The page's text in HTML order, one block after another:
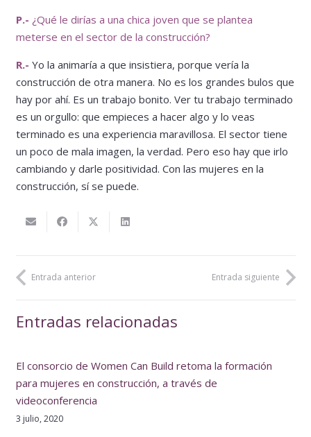
P.- ¿Qué le dirías a una chica joven que se plantea
meterse en el sector de la construcción?
R.- Yo la animaría a que insistiera, porque vería la
construcción de otra manera. No es los grandes bulos que
hay por ahí. Es un trabajo bonito. Ver tu trabajo terminado
es un orgullo: que empieces a hacer algo y lo veas
terminado es una experiencia maravillosa. El sector tiene
un poco de mala imagen, la verdad. Pero eso hay que irlo
cambiando y darle positividad. Con las mujeres en la
construcción, sí se puede.
Entrada anterior Entrada siguiente
Entradas relacionadas
El consorcio de Women Can Build retoma la formación
para mujeres en construcción, a través de
videoconferencia
3 julio, 2020